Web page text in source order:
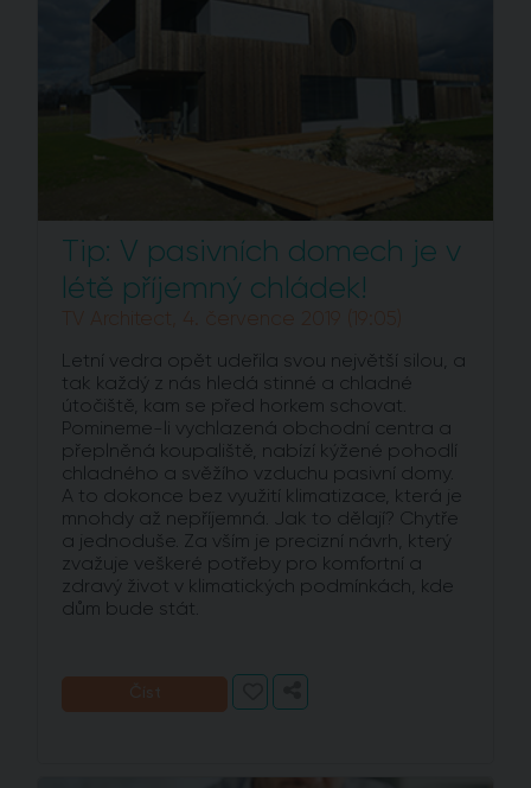
Tip: V pasivních domech je v
létě příjemný chládek!
TV Architect, 4. července 2019 (19:05)
Letní vedra opět udeřila svou největší silou, a
tak každý z nás hledá stinné a chladné
útočiště, kam se před horkem schovat.
Pomineme-li vychlazená obchodní centra a
přeplněná koupaliště, nabízí kýžené pohodlí
chladného a svěžího vzduchu pasivní domy.
A to dokonce bez využití klimatizace, která je
mnohdy až nepříjemná. Jak to dělají? Chytře
a jednoduše. Za vším je precizní návrh, který
zvažuje veškeré potřeby pro komfortní a
zdravý život v klimatických podmínkách, kde
dům bude stát.
Číst